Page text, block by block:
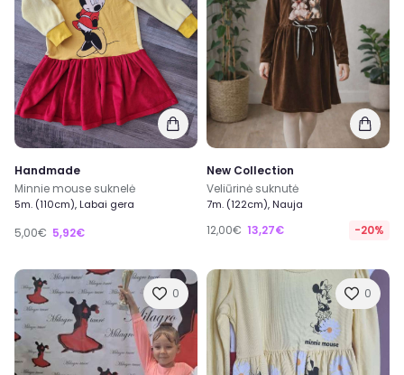
Handmade
Minnie mouse suknelė
5m. (110cm), Labai gera
5,00€ 5,92€
New Collection
Veliūrinė suknutė
7m. (122cm), Nauja
12,00€ 13,27€ -20%
0 0